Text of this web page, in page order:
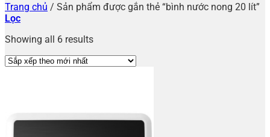
Trang chủ / Sản phẩm được gắn thẻ “bình nước nong 20 lít”
Lọc
Showing all 6 results